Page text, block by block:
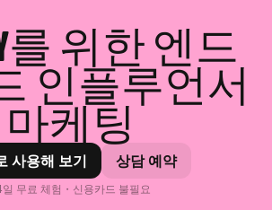
를 위한 엔드
인플루언서
마케팅
사용해 보기 상담 예약
일 무료 체험・신용카드 불필요